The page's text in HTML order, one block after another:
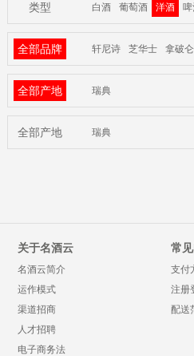
类型 白酒 葡萄酒 洋酒
全部品牌 轩尼诗 芝华士 拿破仑
全部产地 瑞典
全部产地 瑞典
关于名酒云
名酒云简介
运作模式
渠道招商
人才招聘
电子商务法
常
支付
注册
配送